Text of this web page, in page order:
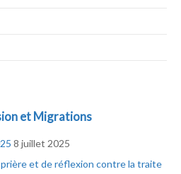
et Migrations
8 juillet 2025
prière et de réflexion contre la traite